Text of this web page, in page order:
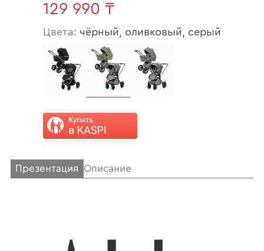
129 990 ₸
Цвета: чёрный, оливковый, серый
Презентация Описание